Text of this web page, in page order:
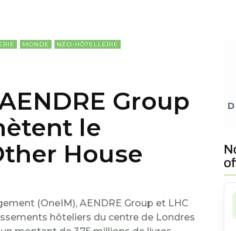
MONDE
NÉO-HÔTELLERIE
Group
le
House
(OneIM), AENDRE Group et LHC
hôteliers du centre de Londres